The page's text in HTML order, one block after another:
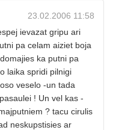
23.02.2006 11:58
ievazat gripu ari
pa celam aiziet boja
ka putni pa
laika spridi pilnigi
veselo -un tada
! Un vel kas -
? tacu cirulis
neskupstisies ar